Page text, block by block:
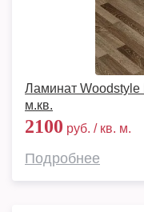
Ламинат Woodstyle
м.кв.
2100 руб. / кв. м.
Подробнее